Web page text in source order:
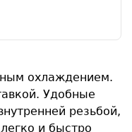
охлаждением.
Удобные
резьбой,
и быстро